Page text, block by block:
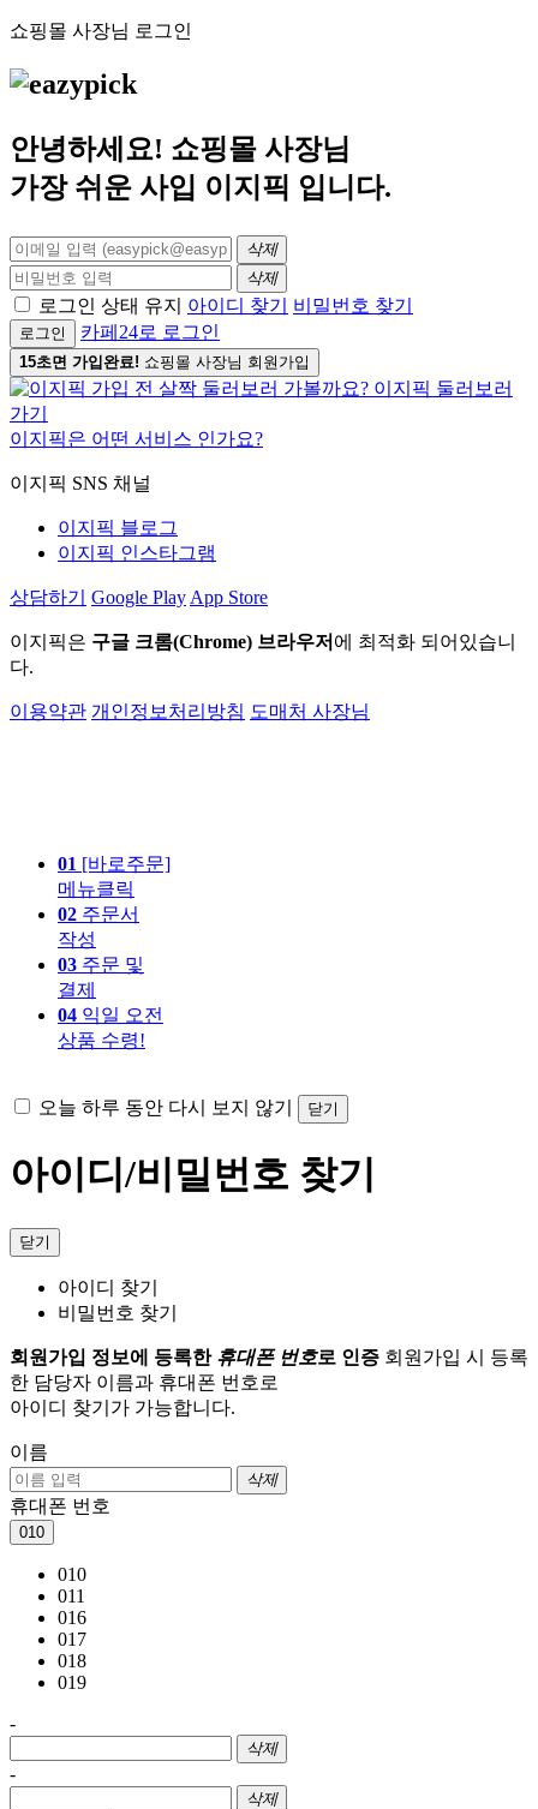
쇼핑몰 사장님 로그인
안녕하세요! 쇼핑몰 사장님
가장 쉬운 사입 이지픽 입니다.
삭제
삭제
로그인 상태 유지 아이디 찾기 비밀번호 찾기
로그인 카페24로 로그인
15초면 가입완료! 쇼핑몰 사장님 회원가입
이지픽은 어떤 서비스 인가요?
이지픽 SNS 채널
이지픽 블로그
이지픽 인스타그램
상담하기 Google Play App Store
이지픽은 구글 크롬(Chrome) 브라우저 에 최적화 되어있습니
다.
이용약관 개인정보처리방침 도매처 사장님
01 [바로주문]
메뉴클릭
02 주문서
작성
03 주문 및
결제
04 익일 오전
상품 수령!
오늘 하루 동안 다시 보지 않기 닫기
아이디/비밀번호 찾기
닫기
아이디 찾기
비밀번호 찾기
회원가입 정보에 등록한 휴대폰 번호로 인증 회원가입 시 등록
한 담당자 이름과 휴대폰 번호로
아이디 찾기가 가능합니다.
이름
삭제
휴대폰 번호
010
010
011
016
017
018
019
-
삭제
-
삭제